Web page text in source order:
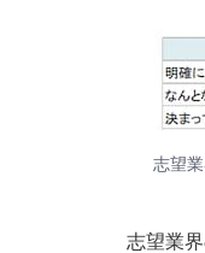
志望
志望業